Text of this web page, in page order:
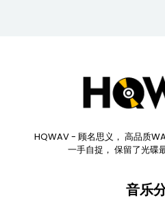
HQWAV - 顾名思义， 高品质
一手自捉， 保留了光碟
音乐